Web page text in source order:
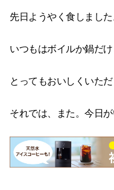
先日ようやく食しました
いつもはボイルか鍋だ
とってもおいしくいただ
それでは、また。今日